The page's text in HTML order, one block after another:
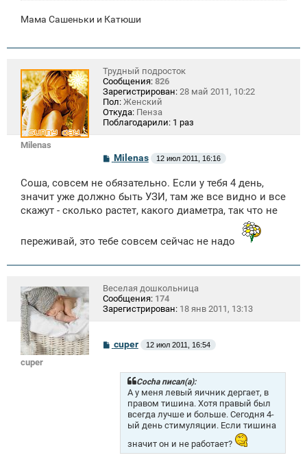
Мама Сашеньки и Катюши
Milenas
Трудный подросток
Сообщения: 826
Зарегистрирован: 28 май 2011, 10:22
Пол: Женский
Откуда: Пенза
Поблагодарили: 1 раз
С
о
б
щ
н
Milenas 12 июл 2011, 16:16
Соша, совсем не обязательно. Если у тебя 4 день,
значит уже должно быть УЗИ, там же все видно и все
скажут - сколько растет, какого диаметра, так что не
переживай, это тебе совсем сейчас не надо
cuper
Веселая дошкольница
Сообщения: 174
Зарегистрирован: 18 янв 2011, 13:13
С
о
cuper 12 июл 2011, 16:54
Cocha писал(а):
А у меня левый яичник дергает, в
правом тишина. Хотя правый был
всегда лучше и больше. Сегодня 4-
ый день стимуляции. Если тишина
значит он и не работает?